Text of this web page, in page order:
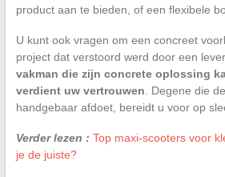
product aan te bieden, of een flexibele
U kunt ook vragen om een concreet
project dat verstoord werd door een
vakman die zijn concrete oplossing
verdient uw vertrouwen . Degene die
handgebaar afdoet, bereidt u voor op
Verder lezen : Top maxi-scooters voor
je de juiste?